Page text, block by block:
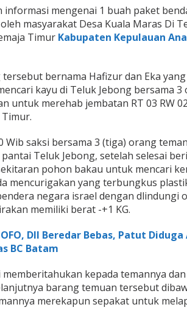
informasi mengenai 1 buah paket
masyarakat Desa Kuala Maras Di
Timur Kabupaten Kepulauan
bernama Hafizur dan Eka
kayu di Teluk Jebong bersama 3
untuk merehab jembatan RT 03 RW
Timur.
Wib saksi bersama 3 (tiga) orang
Teluk Jebong, setelah selesai
pohon bakau untuk mencari
mencurigakan yang terbungkus
negara israel dengan dlindungi
memiliki berat -+1 KG.
Dll Beredar Bebas, Patut Diduga
BC Batam
kepada temannya
barang temuan tersebut
merekapun sepakat untuk